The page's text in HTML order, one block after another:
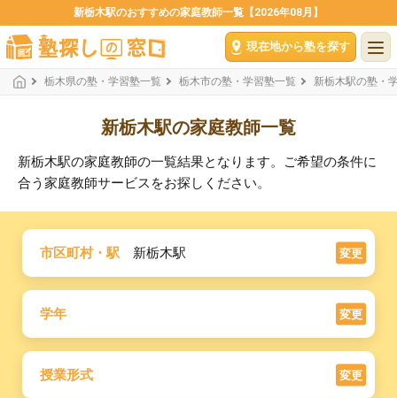
新栃木駅のおすすめの家庭教師一覧【2026年08月】
現在地から塾を探す
栃木県の塾・学習塾一覧 栃木市の塾・学習塾一覧 新栃木駅の塾・
新栃木駅の家庭教師一覧
新栃木駅の家庭教師の一覧結果となります。ご希望の条件に
合う家庭教師サービスをお探しください。
市区町村・駅 新栃木駅 変更
学年 変更
授業形式 変更